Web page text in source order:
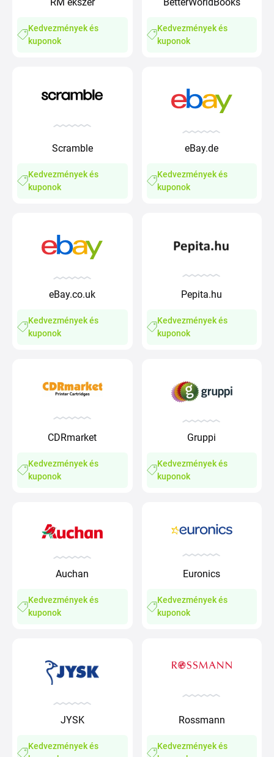
Kedvezmények és
kuponok
Kedvezmények és
kuponok
Scramble
Kedvezmények és
kuponok
eBay.de
Kedvezmények és
kuponok
eBay.co.uk
Kedvezmények és
kuponok
Pepita.hu
Kedvezmények és
kuponok
CDRmarket
Kedvezmények és
kuponok
Gruppi
Kedvezmények és
kuponok
Auchan
Kedvezmények és
kuponok
Euronics
Kedvezmények és
kuponok
JYSK
Kedvezmények és
Rossmann
Kedvezmények és